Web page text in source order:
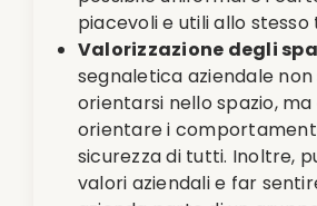
piacevoli e utili allo stesso
Valorizzazione degli
segnaletica aziendale
orientarsi nello spazio,
orientare i
sicurezza di tutti. Inoltre,
valori aziendali e far